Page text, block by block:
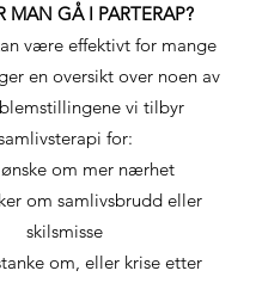
MAN GÅ I PARTERAP?
være effektivt for mange
en oversikt over noen av
vi tilbyr
for:
om mer nærhet
om samlivsbrudd eller
skilsmisse
om, eller krise etter